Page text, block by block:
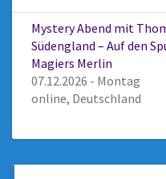
Mystery Abend mit
Südengland – Auf den
Magiers Merlin
07.12.2026 - Montag
online, Deutschland